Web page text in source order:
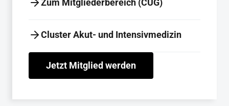
Zum Mitgliederbereich (CUG)
Cluster Akut- und Intensivmedizin
Jetzt Mitglied werden